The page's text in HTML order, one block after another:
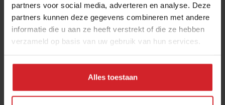
partners voor social media, adverteren en analyse. Deze
partners kunnen deze gegevens combineren met andere
informatie die u aan ze heeft verstrekt of die ze hebben
verzameld op basis van uw gebruik van hun services.
Alles toestaan
The evolution of the kitchen